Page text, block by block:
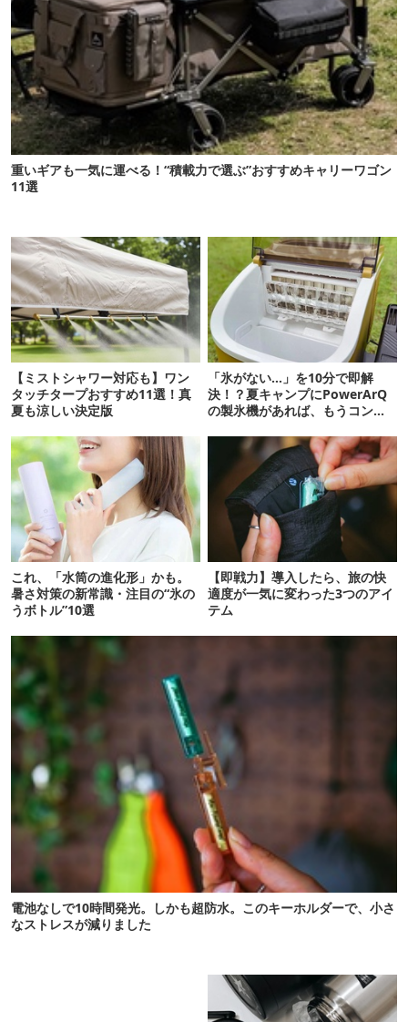
重いギアも一気に運べる！“積載力で選ぶ”おすすめキャリーワゴン
11選
【ミストシャワー対応も】ワン
タッチタープおすすめ11選！真
夏も涼しい決定版
「氷がない…」を10分で即解
決！？夏キャンプにPowerArQ
の製氷機があれば、もうコンビ
これ、「水筒の進化形」かも。
暑さ対策の新常識・注目の“氷の
うボトル”10選
【即戦力】導入したら、旅の快
適度が一気に変わった3つのアイ
テム
電池なしで10時間発光。しかも超防水。このキーホルダーで、小さ
なストレスが減りました